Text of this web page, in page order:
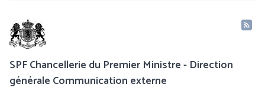
SPF Chancellerie du Premier Ministre - Direction
générale Communication externe